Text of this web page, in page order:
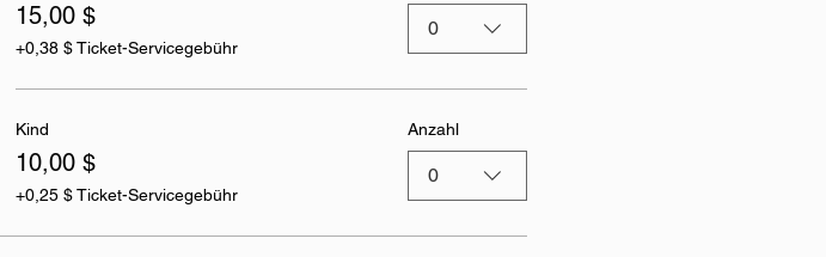
15,00 $
+0,38 $ Ticket-Servicegebühr
0
Kind
10,00 $
+0,25 $ Ticket-Servicegebühr
Anzahl
0